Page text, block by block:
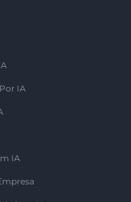
IA
IA